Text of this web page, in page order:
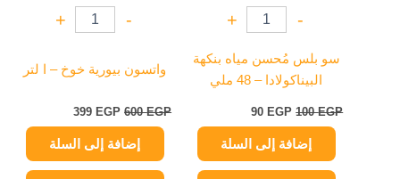
-
+
سو بلس مُحسن مياه بنكهة
البيناكولادا – 48 ملي
100EGP
90 EGP
إضافة إلى السلة
-
+
واتسون بيورية خوخ – ا لتر
600EGP
399 EGP
إضافة إلى السلة